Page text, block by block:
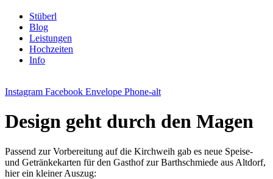
Stüberl
Blog
Leistungen
Hochzeiten
Info
Instagram Facebook Envelope Phone-alt
Design geht durch den Magen
Passend zur Vorbereitung auf die Kirchweih gab es neue Speise-
und Getränkekarten für den Gasthof zur Barthschmiede aus Altdorf,
hier ein kleiner Auszug: